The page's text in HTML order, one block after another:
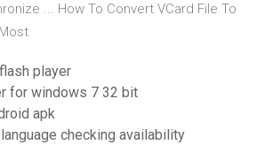
... How To Convert VCard File To
player
for windows 7 32 bit
apk
checking availability